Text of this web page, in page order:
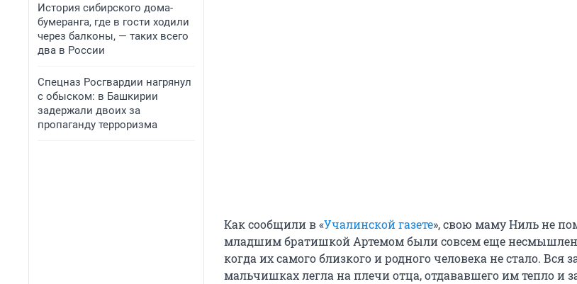
История сибирского дома-
бумеранга, где в гости ходили
через балконы, — таких всего
два в России
Спецназ Росгвардии нагрянул
с обыском: в Башкирии
задержали двоих за
пропаганду терроризма
Как сообщили в «Учалинской газете», свою маму Ниль не
младшим братишкой Артемом были совсем еще
когда их самого близкого и родного человека не стало. Вся
мальчишках легла на плечи отца, отдававшего им тепло и